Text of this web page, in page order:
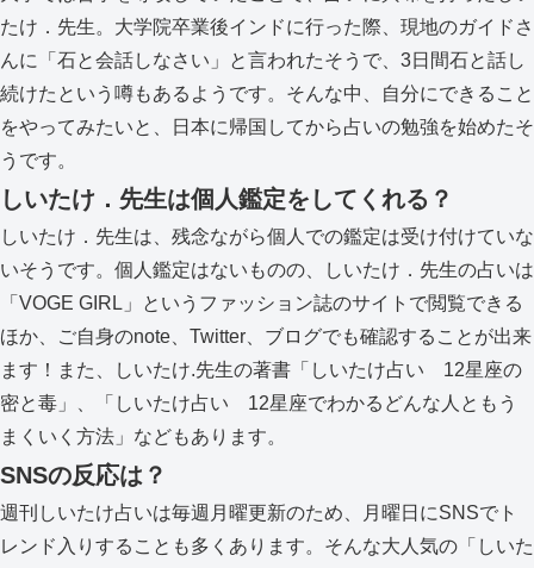
たけ．先生。大学院卒業後インドに行った際、現地のガイドさ
んに「石と会話しなさい」と言われたそうで、3日間石と話し
続けたという噂もあるようです。そんな中、自分にできること
をやってみたいと、日本に帰国してから占いの勉強を始めたそ
うです。
しいたけ．先生は個人鑑定をしてくれる？
しいたけ．先生は、残念ながら個人での鑑定は受け付けていな
いそうです。個人鑑定はないものの、しいたけ．先生の占いは
「VOGE GIRL」というファッション誌のサイトで閲覧できる
ほか、ご自身のnote、Twitter、ブログでも確認することが出来
ます！また、しいたけ.先生の著書「しいたけ占い 12星座の
密と毒」、「しいたけ占い 12星座でわかるどんな人ともう
まくいく方法」などもあります。
SNSの反応は？
週刊しいたけ占いは毎週月曜更新のため、月曜日にSNSでト
レンド入りすることも多くあります。そんな大人気の「しいた